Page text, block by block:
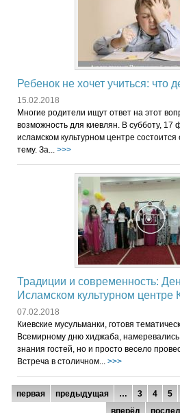
Ребенок не хочет учиться: что
15.02.2018
Многие родители ищут ответ на этот
возможность для киевлян. В субботу, 17
исламском культурном центре
тему. За... >>>
Традиции и современность:
Исламском культурном центре
07.02.2018
Киевские мусульманки, готовя
Всемирному дню хиджаба,
знания гостей, но и просто весело
Встреча в столичном... >>>
Страницы
первая предыдущая … 3 4 5
вперёд